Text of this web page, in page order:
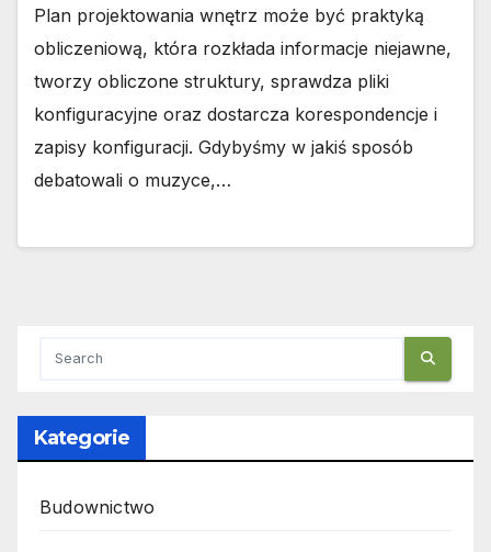
Plan projektowania wnętrz może być praktyką
obliczeniową, która rozkłada informacje niejawne,
tworzy obliczone struktury, sprawdza pliki
konfiguracyjne oraz dostarcza korespondencje i
zapisy konfiguracji. Gdybyśmy w jakiś sposób
debatowali o muzyce,…
Kategorie
Budownictwo